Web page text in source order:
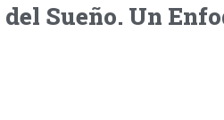
Sueño. Un